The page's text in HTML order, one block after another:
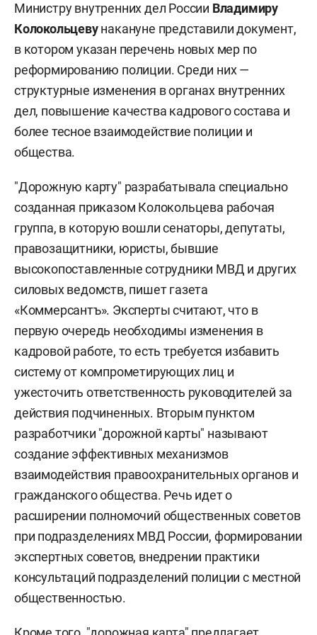
Министру внутренних дел России Владимиру
Колокольцевунакануне представили документ,
в котором указан перечень новых мер по
реформированию полиции. Среди них —
структурные изменения в органах внутренних
дел, повышение качества кадрового состава и
более тесное взаимодействие полиции и
общества.
"Дорожную карту" разрабатывала специально
созданная приказом Колокольцева рабочая
группа, в которую вошли сенаторы, депутаты,
правозащитники, юристы, бывшие
высокопоставленные сотрудники МВД и других
силовых ведомств, пишет газета
«Коммерсантъ». Эксперты считают, что в
первую очередь необходимы изменения в
кадровой работе, то есть требуется избавить
систему от компрометирующих лиц и
ужесточить ответственность руководителей за
действия подчиненных. Вторым пунктом
разработчики "дорожной карты" называют
создание эффективных механизмов
взаимодействия правоохранительных органов и
гражданского общества. Речь идет о
расширении полномочий общественных советов
при подразделениях МВД России, формировании
экспертных советов, внедрении практики
консультаций подразделений полиции с местной
общественностью.